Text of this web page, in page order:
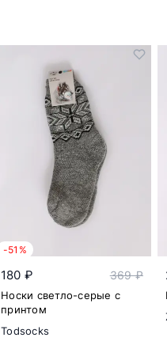
-51%
180 ₽ 369 ₽
Носки светло-серые с
принтом
Todsocks